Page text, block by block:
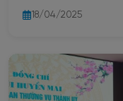
18/04/2025